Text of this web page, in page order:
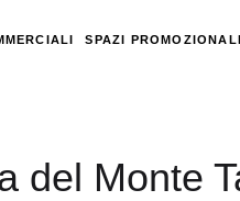
SPAZI PROMOZIONALI
del Monte